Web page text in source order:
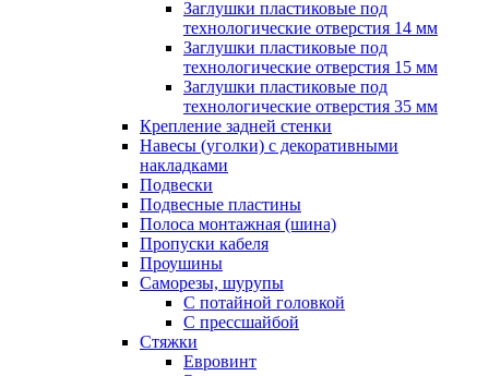
Заглушки пластиковые под
технологические отверстия 14 мм
Заглушки пластиковые под
технологические отверстия 15 мм
Заглушки пластиковые под
технологические отверстия 35 мм
Крепление задней стенки
Навесы (уголки) с декоративными
накладками
Подвески
Подвесные пластины
Полоса монтажная (шина)
Пропуски кабеля
Проушины
Саморезы, шурупы
С потайной головкой
С прессшайбой
Стяжки
Евровинт